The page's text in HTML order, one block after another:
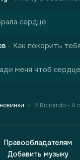
сердце
- Как покорить тебя ты в
меня чтоб
R.Riccardo - А
Правообладателям
Добавить музыку